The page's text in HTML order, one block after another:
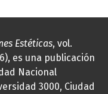
Estéticas, vol.
es una publicación
Nacional
3000, Ciudad